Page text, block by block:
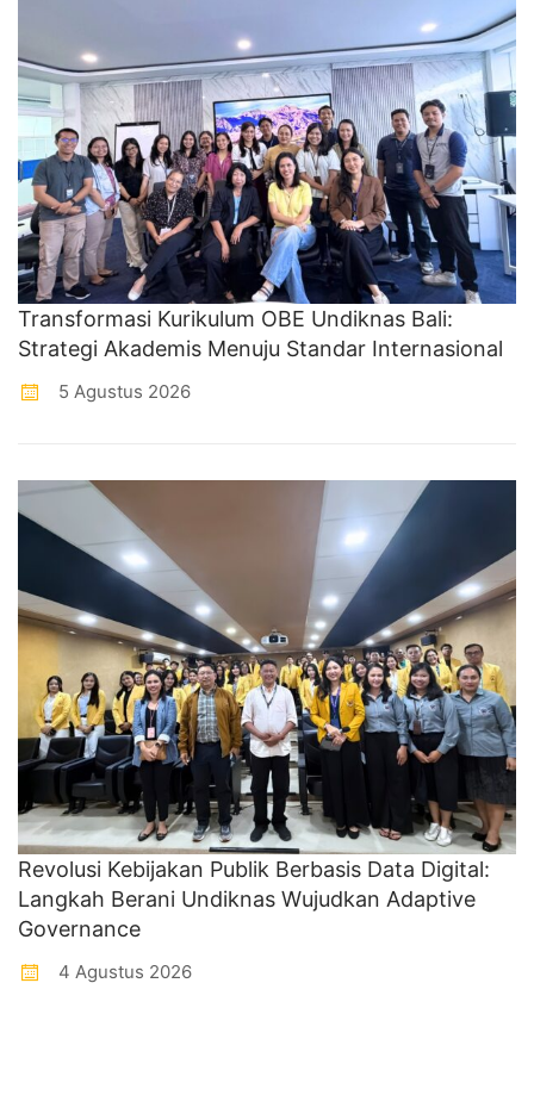
Transformasi Kurikulum OBE Undiknas Bali:
Strategi Akademis Menuju Standar Internasional
5 Agustus 2026
Revolusi Kebijakan Publik Berbasis Data Digital:
Langkah Berani Undiknas Wujudkan Adaptive
Governance
4 Agustus 2026